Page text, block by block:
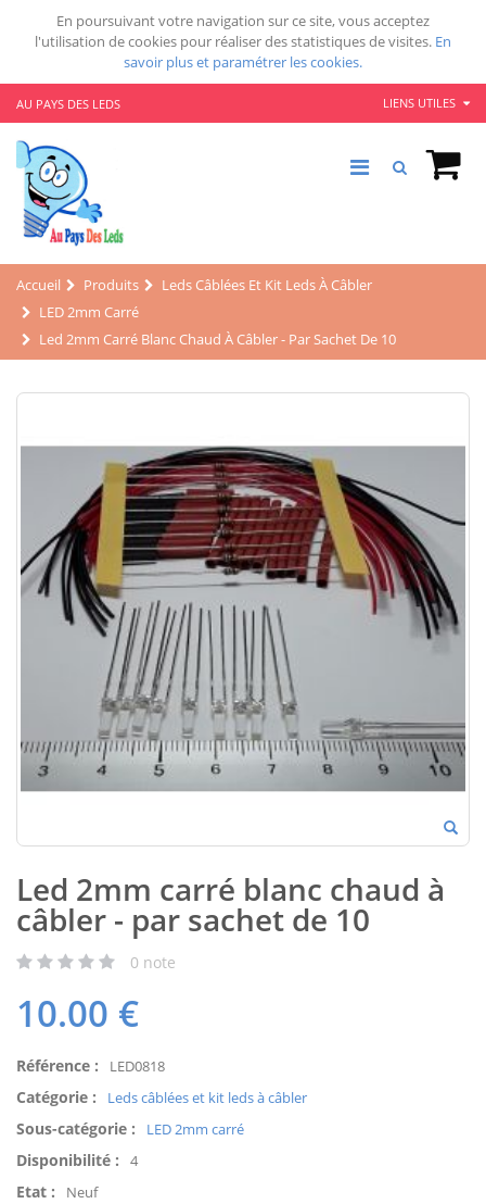
En poursuivant votre navigation sur ce site, vous acceptez
l'utilisation de cookies pour réaliser des statistiques de visites. En
savoir plus et paramétrer les cookies.
AU PAYS DES LEDS LIENS UTILES
Accueil Produits
Leds Câblées Et Kit Leds À Câbler
LED 2mm Carré
Led 2mm Carré Blanc Chaud À Câbler - Par Sachet De 10
Led 2mm carré blanc chaud à
câbler - par sachet de 10
0 note
10.00 €
Référence : LED0818
Catégorie : Leds câblées et kit leds à câbler
Sous-catégorie : LED 2mm carré
Disponibilité : 4
Etat : Neuf